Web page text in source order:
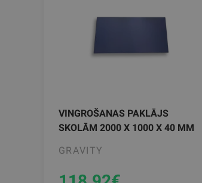
VINGROŠANAS PAKLĀJS
SKOLĀM 2000 X 1000 X 40 MM
GRAVITY